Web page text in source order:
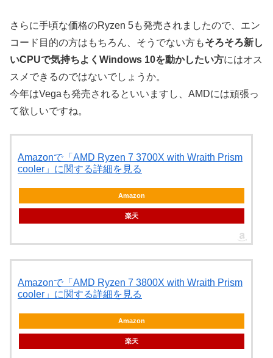
さらに手頃な価格のRyzen 5も発売されましたので、エン
コード目的の方はもちろん、そうでない方もそろそろ新し
いCPUで気持ちよくWindows 10を動かしたい方にはオス
スメできるのではないでしょうか。
今年はVegaも発売されるといいますし、AMDには頑張っ
て欲しいですね。
Amazonで「AMD Ryzen 7 3700X with Wraith Prism
cooler」に関する詳細を見る
Amazon
楽天
Amazonで「AMD Ryzen 7 3800X with Wraith Prism
cooler」に関する詳細を見る
Amazon
楽天